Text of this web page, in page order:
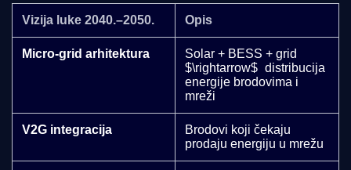
Vizija luke 2040.–2050. Opis
Micro-grid arhitektura
Solar + BESS + grid
$\rightarrow$ distribucija
energije brodovima i
mreži
V2G integracija
Brodovi koji čekaju
prodaju energiju u mrežu